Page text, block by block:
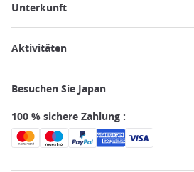
Unterkunft
Aktivitäten
Besuchen Sie Japan
100 % sichere Zahlung :